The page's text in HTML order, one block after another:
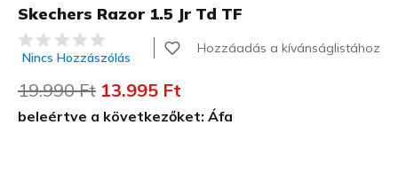
Skechers Razor 1.5 Jr Td TF
4,2 az 5-ből ügyfélértékelés
Nincs Hozzászólás
Hozzáadás a kívánságlistához
Az ár a következőhöz képest csökkent:
19.990 Ft címzett:
13.995 Ft
beleértve a következőket: Áfa